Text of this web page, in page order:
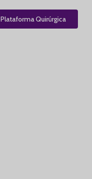
Plataforma Quirúrgica